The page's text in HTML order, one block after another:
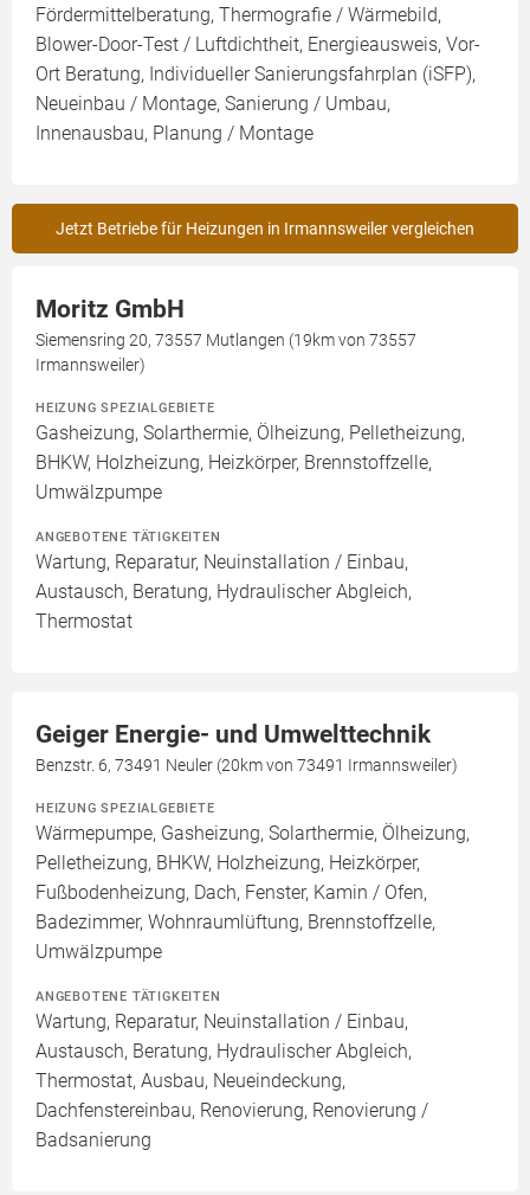
Fördermittelberatung, Thermografie / Wärmebild,
Blower-Door-Test / Luftdichtheit, Energieausweis, Vor-
Ort Beratung, Individueller Sanierungsfahrplan (iSFP),
Neueinbau / Montage, Sanierung / Umbau,
Innenausbau, Planung / Montage
Jetzt Betriebe für Heizungen in Irmannsweiler vergleichen
Moritz GmbH
Siemensring 20, 73557 Mutlangen (19km von 73557
Irmannsweiler)
HEIZUNG SPEZIALGEBIETE
Gasheizung, Solarthermie, Ölheizung, Pelletheizung,
BHKW, Holzheizung, Heizkörper, Brennstoffzelle,
Umwälzpumpe
ANGEBOTENE TÄTIGKEITEN
Wartung, Reparatur, Neuinstallation / Einbau,
Austausch, Beratung, Hydraulischer Abgleich,
Thermostat
Geiger Energie- und Umwelttechnik
Benzstr. 6, 73491 Neuler (20km von 73491 Irmannsweiler)
HEIZUNG SPEZIALGEBIETE
Wärmepumpe, Gasheizung, Solarthermie, Ölheizung,
Pelletheizung, BHKW, Holzheizung, Heizkörper,
Fußbodenheizung, Dach, Fenster, Kamin / Ofen,
Badezimmer, Wohnraumlüftung, Brennstoffzelle,
Umwälzpumpe
ANGEBOTENE TÄTIGKEITEN
Wartung, Reparatur, Neuinstallation / Einbau,
Austausch, Beratung, Hydraulischer Abgleich,
Thermostat, Ausbau, Neueindeckung,
Dachfenstereinbau, Renovierung, Renovierung /
Badsanierung